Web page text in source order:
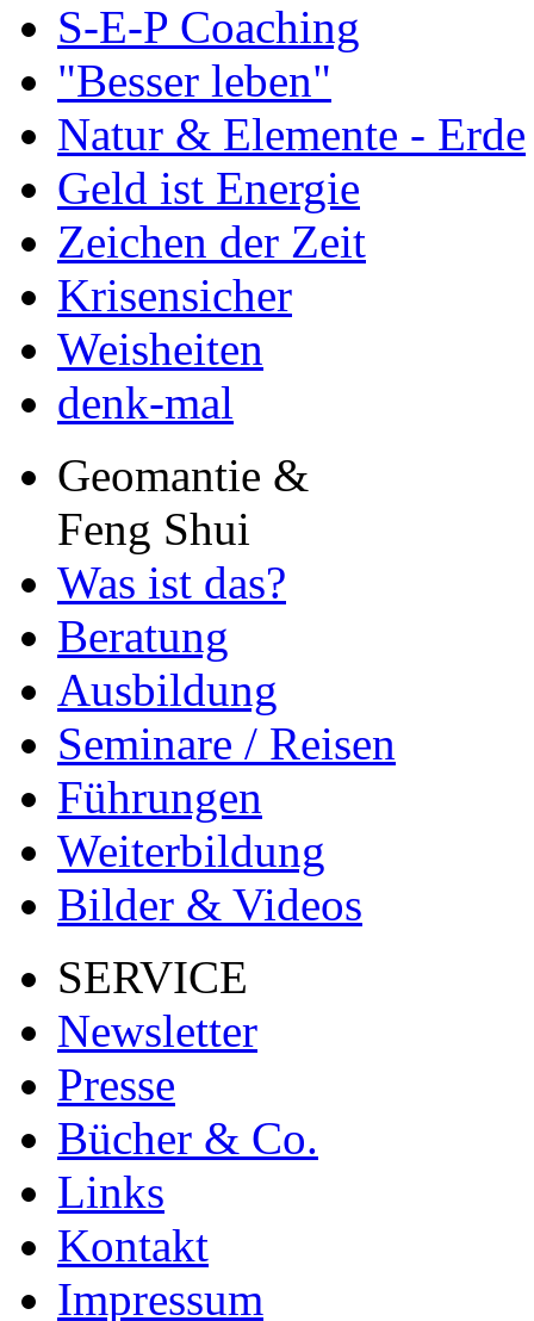
S-E-P Coaching
"Besser leben"
Natur & Elemente - Erde
Geld ist Energie
Zeichen der Zeit
Krisensicher
Weisheiten
denk-mal
Geomantie &
Feng Shui
Was ist das?
Beratung
Ausbildung
Seminare / Reisen
Führungen
Weiterbildung
Bilder & Videos
SERVICE
Newsletter
Presse
Bücher & Co.
Links
Kontakt
Impressum